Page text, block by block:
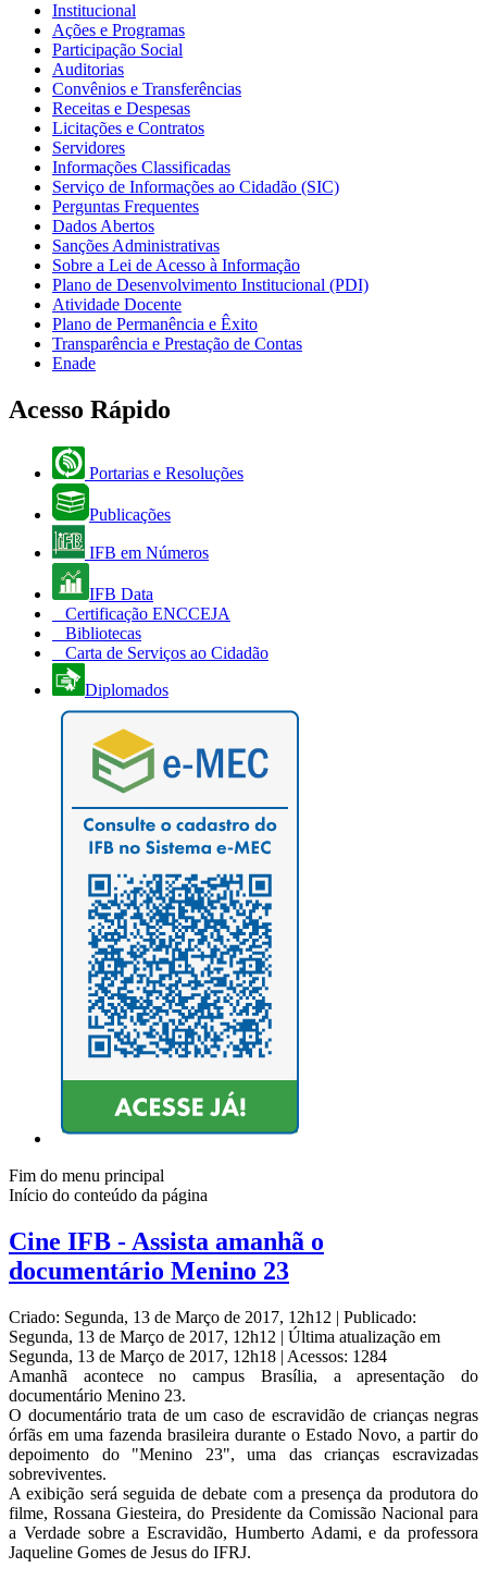
Institucional
Ações e Programas
Participação Social
Auditorias
Convênios e Transferências
Receitas e Despesas
Licitações e Contratos
Servidores
Informações Classificadas
Serviço de Informações ao Cidadão (SIC)
Perguntas Frequentes
Dados Abertos
Sanções Administrativas
Sobre a Lei de Acesso à Informação
Plano de Desenvolvimento Institucional (PDI)
Atividade Docente
Plano de Permanência e Êxito
Transparência e Prestação de Contas
Enade
Acesso Rápido
Portarias e Resoluções
Publicações
IFB em Números
IFB Data
Certificação ENCCEJA
Bibliotecas
Carta de Serviços ao Cidadão
Diplomados
Fim do menu principal
Início do conteúdo da página
Cine IFB - Assista amanhã o
documentário Menino 23
Criado: Segunda, 13 de Março de 2017, 12h12 | Publicado:
Segunda, 13 de Março de 2017, 12h12 | Última atualização em
Segunda, 13 de Março de 2017, 12h18 | Acessos: 1284
Amanhã acontece no campus Brasília, a apresentação do
documentário Menino 23.
O documentário trata de um caso de escravidão de crianças negras
órfãs em uma fazenda brasileira durante o Estado Novo, a partir do
depoimento do "Menino 23", uma das crianças escravizadas
sobreviventes.
A exibição será seguida de debate com a presença da produtora do
filme, Rossana Giesteira, do Presidente da Comissão Nacional para
a Verdade sobre a Escravidão, Humberto Adami, e da professora
Jaqueline Gomes de Jesus do IFRJ.